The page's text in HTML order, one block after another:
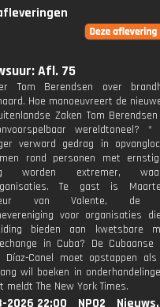
Afl. 75
Tom Berendsen over
Hoe manoeuvreert de
Zaken Tom
wereldtoneel?
verward gedrag in
rond personen met
worden extremer,
Te gast is
van Valente, de
voor organisaties
bieden aan kwetsbare
in Cuba? De Cubaanse
Díaz-Canel moet opstappen
wil boeken in
meldt The New York Times.
2026 22:00 NPO2